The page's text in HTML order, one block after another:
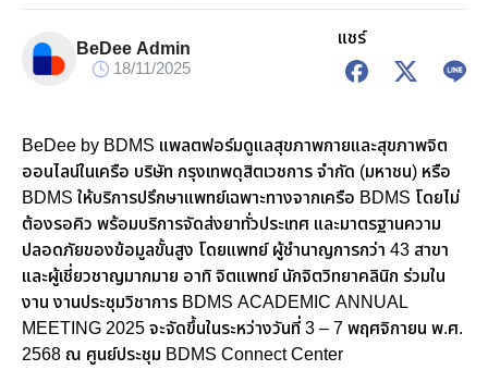
BeDee Admin
18/11/2025
แชร์
BeDee by BDMS แพลตฟอร์มดูแลสุขภาพกายและสุขภาพจิต
ออนไลน์ในเครือ บริษัท กรุงเทพดุสิตเวชการ จำกัด (มหาชน) หรือ
BDMS ให้บริการปรึกษาแพทย์เฉพาะทางจากเครือ BDMS โดยไม่
ต้องรอคิว พร้อมบริการจัดส่งยาทั่วประเทศ และมาตรฐานความ
ปลอดภัยของข้อมูลขั้นสูง โดยแพทย์ ผู้ชำนาญการกว่า 43 สาขา
และผู้เชี่ยวชาญมากมาย อาทิ จิตแพทย์ นักจิตวิทยาคลินิก ร่วมใน
งาน งานประชุมวิชาการ BDMS ACADEMIC ANNUAL
MEETING 2025จะจัดขึ้นในระหว่างวันที่3 – 7พฤศจิกายน พ.ศ.
2568 ณ ศูนย์ประชุม BDMS Connect Center